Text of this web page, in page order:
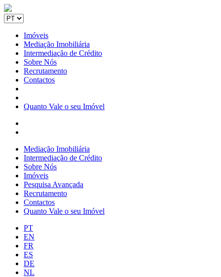
Imóveis
Mediação Imobiliária
Intermediação de Crédito
Sobre Nós
Recrutamento
Contactos
Quanto Vale o seu Imóvel
Mediação Imobiliária
Intermediação de Crédito
Sobre Nós
Imóveis
Pesquisa Avançada
Recrutamento
Contactos
Quanto Vale o seu Imóvel
PT
EN
FR
ES
DE
NL